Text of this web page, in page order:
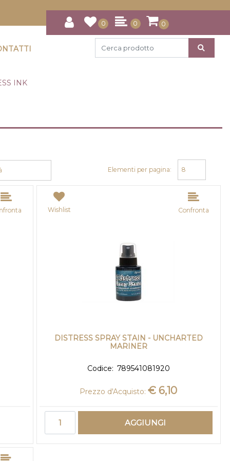
0 0 0
INK
Elementi per pagina:
Wishlist Confronta
DISTRESS SPRAY STAIN - UNCHARTED
MARINER
Codice: 789541081920
Prezzo d'Acquisto: € 6,10
AGGIUNGI